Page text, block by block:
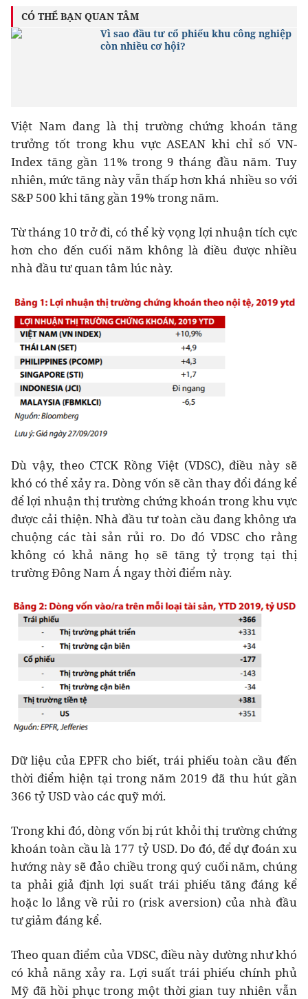
CÓ THỂ BẠN QUAN TÂM
Vì sao đầu tư cổ phiếu khu công nghiệp
còn nhiều cơ hội?
Việt Nam đang là thị trường chứng khoán tăng
trưởng tốt trong khu vực ASEAN khi chỉ số VN-
Index tăng gần 11% trong 9 tháng đầu năm. Tuy
nhiên, mức tăng này vẫn thấp hơn khá nhiều so với
S&P 500 khi tăng gần 19% trong năm.
Từ tháng 10 trở đi, có thể kỳ vọng lợi nhuận tích cực
hơn cho đến cuối năm không là điều được nhiều
nhà đầu tư quan tâm lúc này.
Dù vậy, theo CTCK Rồng Việt (VDSC), điều này sẽ
khó có thể xảy ra. Dòng vốn sẽ cần thay đổi đáng kể
để lợi nhuận thị trường chứng khoán trong khu vực
được cải thiện. Nhà đầu tư toàn cầu đang không ưa
chuộng các tài sản rủi ro. Do đó VDSC cho rằng
không có khả năng họ sẽ tăng tỷ trọng tại thị
trường Đông Nam Á ngay thời điểm này.
Dữ liệu của EPFR cho biết, trái phiếu toàn cầu đến
thời điểm hiện tại trong năm 2019 đã thu hút gần
366 tỷ USD vào các quỹ mới.
Trong khi đó, dòng vốn bị rút khỏi thị trường chứng
khoán toàn cầu là 177 tỷ USD. Do đó, để dự đoán xu
hướng này sẽ đảo chiều trong quý cuối năm, chúng
ta phải giả định lợi suất trái phiếu tăng đáng kể
hoặc lo lắng về rủi ro (risk aversion) của nhà đầu
tư giảm đáng kể.
Theo quan điểm của VDSC, điều này dường như khó
có khả năng xảy ra. Lợi suất trái phiếu chính phủ
Mỹ đã hồi phục trong một thời gian tuy nhiên vẫn